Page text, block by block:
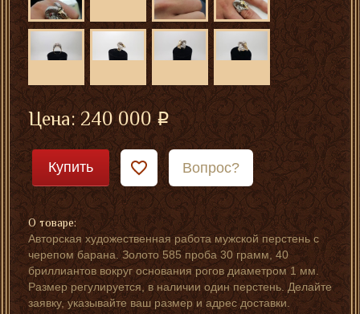
Цена:240 000
Купить Вопрос?
О товаре:
Авторская художественная работа мужской перстень с
черепом барана. Золото 585 проба 30 грамм, 40
бриллиантов вокруг основания рогов диаметром 1 мм.
Размер регулируется, в наличии один перстень. Делайте
заявку, указывайте ваш размер и адрес доставки.